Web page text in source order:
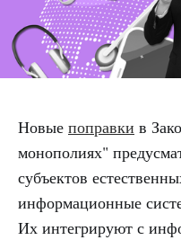
Новые поправки в
монополиях"
субъектов
информационные
Их интегрируют с